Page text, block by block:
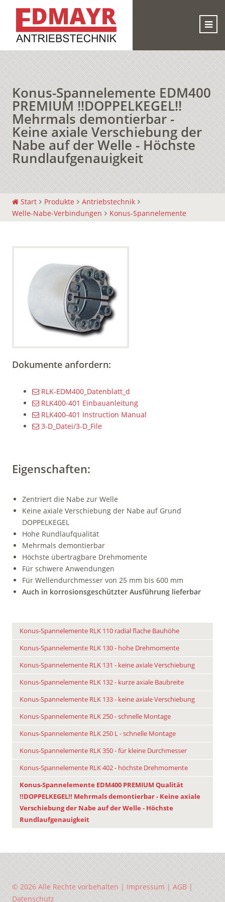
Konus-Spannelemente EDM400
PREMIUM !!DOPPELKEGEL!!
Mehrmals demontierbar -
Keine axiale Verschiebung der
Nabe auf der Welle - Höchste
Rundlaufgenauigkeit
Start Produkte
Antriebstechnik
Welle-Nabe-Verbindungen
Konus-Spannelemente
Dokumente anfordern:
RLK-EDM400_Datenblatt_d
RLK400-401 Einbauanleitung
RLK400-401 Instruction Manual
3-D_Datei/3-D_File
Eigenschaften:
Zentriert die Nabe zur Welle
Keine axiale Verschiebung der Nabe auf Grund
DOPPELKEGEL
Hohe Rundlaufqualität
Mehrmals demontierbar
Höchste übertragbare Drehmomente
Für schwere Anwendungen
Für Wellendurchmesser von 25 mm bis 600 mm
Auch in korrosionsgeschützter Ausführung lieferbar
Konus-Spannelemente RLK 110 radial flache Bauhöhe
Konus-Spannelemente RLK 130 - hohe Drehmomente
Konus-Spannelemente RLK 131 - keine axiale Verschiebung
Konus-Spannelemente RLK 132 - kurze axiale Baubreite
Konus-Spannelemente RLK 133 - keine axiale Verschiebung
Konus-Spannelemente RLK 250 - schnelle Montage
Konus-Spannelemente RLK 250 L - schnelle Montage
Konus-Spannelemente RLK 350 - für kleine Durchmesser
Konus-Spannelemente RLK 402 - höchste Drehmomente
Konus-Spannelemente EDM400 PREMIUM Qualität
!!DOPPELKEGEL!! Mehrmals demontierbar - Keine axiale
Verschiebung der Nabe auf der Welle - Höchste
Rundlaufgenauigkeit
© 2026 Alle Rechte vorbehalten | Impressum | AGB |
Datenschutz